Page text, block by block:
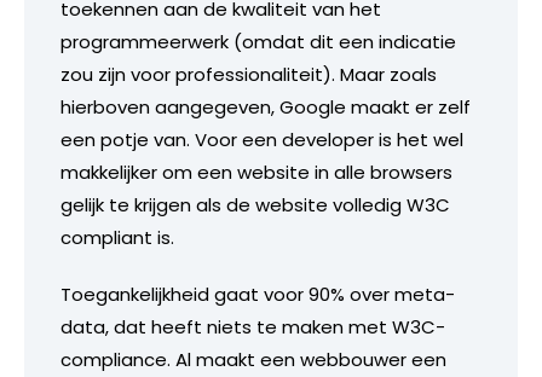
toekennen aan de kwaliteit van het
programmeerwerk (omdat dit een indicatie
zou zijn voor professionaliteit). Maar zoals
hierboven aangegeven, Google maakt er zelf
een potje van. Voor een developer is het wel
makkelijker om een website in alle browsers
gelijk te krijgen als de website volledig W3C
compliant is.
Toegankelijkheid gaat voor 90% over meta-
data, dat heeft niets te maken met W3C-
compliance. Al maakt een webbouwer een